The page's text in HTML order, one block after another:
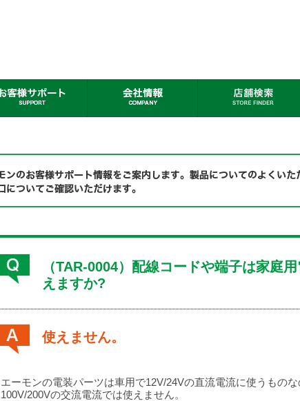
（TAR-0004）配線コードや端子は家庭
えますか?
使えません。
エーモンの電装パーツは車用で12V/24Vの直流電流に使うもの
100V/200Vの交流電流では使えません。